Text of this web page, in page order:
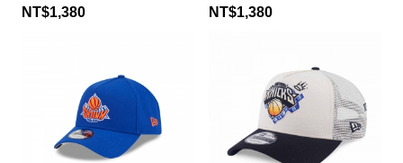
克隊
NT$1,380 NT$1,380